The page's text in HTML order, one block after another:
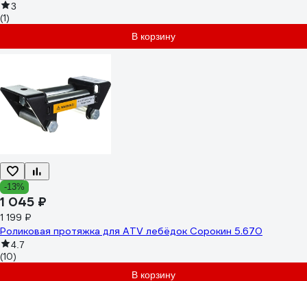
3
(1)
В корзину
-13%
1 045 ₽
1 199 ₽
Роликовая протяжка для ATV лебёдок Сорокин 5.670
4.7
(10)
В корзину